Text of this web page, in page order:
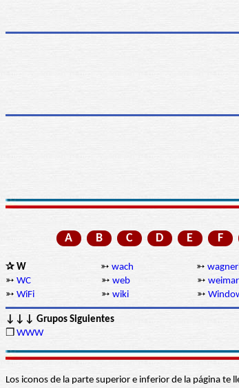
A B C D E F
✰ W ➳ wach ➳
➳ WC ➳ web ➳
➳ WiFi ➳ wiki ➳
↓↓↓ Grupos Siguientes
❒ WWW
Los iconos de la parte superior e inferior de la página te